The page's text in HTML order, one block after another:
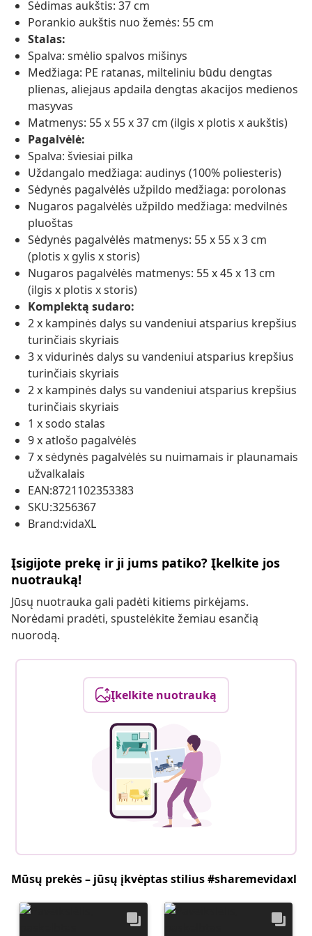
Sėdimas aukštis: 37 cm
Porankio aukštis nuo žemės: 55 cm
Stalas:
Spalva: smėlio spalvos mišinys
Medžiaga: PE ratanas, milteliniu būdu dengtas
plienas, aliejaus apdaila dengtas akacijos medienos
masyvas
Matmenys: 55 x 55 x 37 cm (ilgis x plotis x aukštis)
Pagalvėlė:
Spalva: šviesiai pilka
Uždangalo medžiaga: audinys (100% poliesteris)
Sėdynės pagalvėlės užpildo medžiaga: porolonas
Nugaros pagalvėlės užpildo medžiaga: medvilnės
pluoštas
Sėdynės pagalvėlės matmenys: 55 x 55 x 3 cm
(plotis x gylis x storis)
Nugaros pagalvėlės matmenys: 55 x 45 x 13 cm
(ilgis x plotis x storis)
Komplektą sudaro:
2 x kampinės dalys su vandeniui atsparius krepšius
turinčiais skyriais
3 x vidurinės dalys su vandeniui atsparius krepšius
turinčiais skyriais
2 x kampinės dalys su vandeniui atsparius krepšius
turinčiais skyriais
1 x sodo stalas
9 x atlošo pagalvėlės
7 x sėdynės pagalvėlės su nuimamais ir plaunamais
užvalkalais
EAN:8721102353383
SKU:3256367
Brand:vidaXL
Įsigijote prekę ir ji jums patiko? Įkelkite jos
nuotrauką!
Jūsų nuotrauka gali padėti kitiems pirkėjams.
Norėdami pradėti, spustelėkite žemiau esančią
nuorodą.
Įkelkite nuotrauką
Mūsų prekės – jūsų įkvėptas stilius #sharemevidaxl